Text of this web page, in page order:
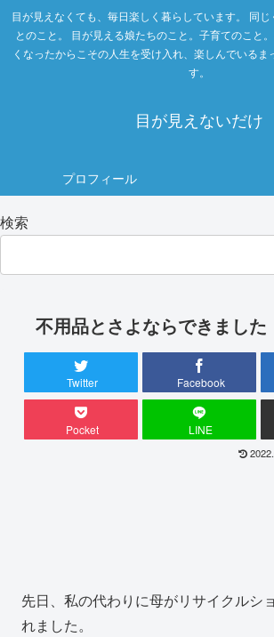
目が見えなくても、毎日楽しく暮らしています。 同
とのこと。 目が見える娘たちのこと。子育てのこと
くなったからこその人生を受け入れ、楽しんでいる
す。
目が見えないだけ
プロフィール
検索
不用品とさよならできました
Twitter Facebook
Pocket LINE
先日、私の代わりに母がリサイクルシ
れました。